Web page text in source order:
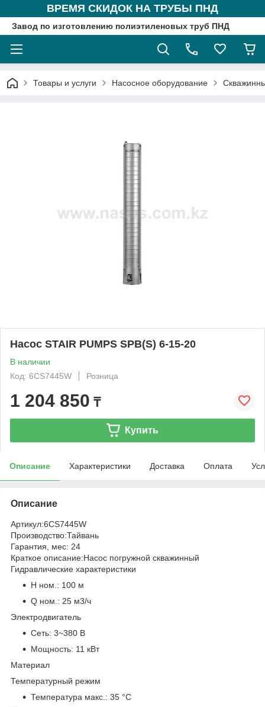
ВРЕМЯ СКИДОК НА ТРУБЫ ПНД
Завод по изготовлению полиэтиленовых труб ПНД
Товары и услуги Насосное оборудование
Насос STAIR PUMPS SPB(S) 6-15-20
В наличии
Код: 6CS7445W
Розница
1 204 850 ₸
Купить
Описание Характеристики Доставка Оплата
Описание
Артикул:6CS7445W
Производство:Тайвань
Гарантия, мес: 24
Краткое описание:Насос погружной скважинный
Гидравлические характеристики
H ном.: 100 м
Q ном.: 25 м3/ч
Электродвигатель
Сеть: 3~380 В
Мощность: 11 кВт
Материал
Температурный режим
Температура макс.: 35 °С